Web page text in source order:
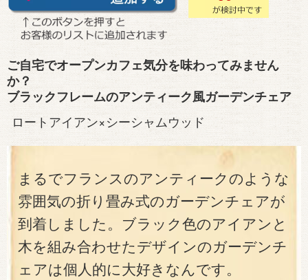
ご自宅でオープンカフェ気分を味わってみません
か？
ブラックフレームのアンティーク風ガーデンチェア
ロートアイアン×シーシャムウッド
まるでフランスのアンティークのような
雰囲気の折り畳み式のガーデンチェアが
到着しました。ブラック色のアイアンと
木を組み合わせたデザインのガーデンチ
ェアは個人的に大好きなんです。